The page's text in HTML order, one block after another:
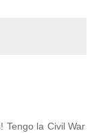
Tengo la Civil War